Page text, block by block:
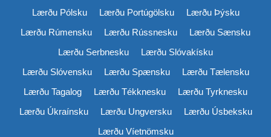
Lærðu Pólsku
Lærðu Portúgölsku
Lærðu Þýsku
Lærðu Rúmensku
Lærðu Rússnesku
Lærðu Sænsku
Lærðu Serbnesku
Lærðu Slóvakísku
Lærðu Slóvensku
Lærðu Spænsku
Lærðu Tælensku
Lærðu Tagalog
Lærðu Tékknesku
Lærðu Tyrknesku
Lærðu Úkraínsku
Lærðu Ungversku
Lærðu Úsbeksku
Lærðu Víetnömsku